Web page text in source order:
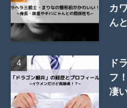
カ
ん
ド
フ
凄